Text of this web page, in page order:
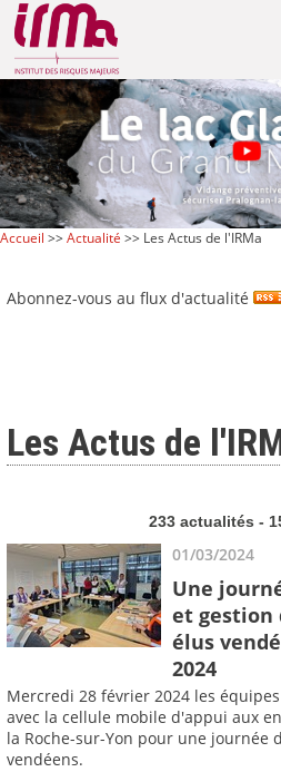
Accueil >>Actualité >> Les Actus de l'IRMa
Abonnez-vous au flux d'actualité
Les Actus de
233 actualités -
01/03/2024
Une
et gestion
élus
2024
Mercredi 28 février 2024 les
avec la cellule mobile d'appui aux
la Roche-sur-Yon pour une journée
vendéens.